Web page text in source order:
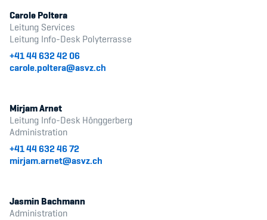
Carole Poltera
Leitung Services
Leitung Info-Desk Polyterrasse
+41 44 632 42 06
carole.poltera@asvz.ch
Mirjam Arnet
Leitung Info-Desk Hönggerberg
Administration
+41 44 632 46 72
mirjam.arnet@asvz.ch
Jasmin Bachmann
Administration